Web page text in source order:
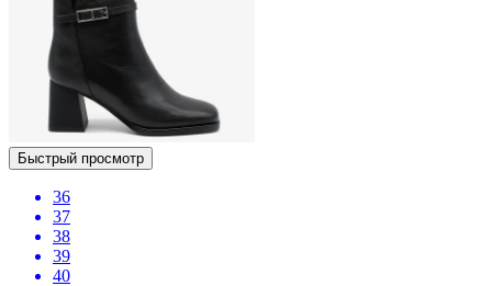
Быстрый просмотр
36
37
38
39
40